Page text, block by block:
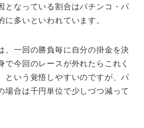
となっている割合はパチンコ・パ
に多いといわれています。
、一回の勝負毎に自分の掛金を決
で今回のレースが外れたらこれく
という覚悟しやすいのですが、パ
場合は千円単位で少しづつ減って